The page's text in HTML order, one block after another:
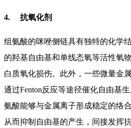
4. 抗氧化剂
组氨酸的咪唑侧链具有独特的化学
的羟基自由基和单线态氧等活性氧
白质氧化损伤。此外，一些微量金
通过Fenton反应等途径催化自由基
氨酸能够与金属离子形成稳定的络
从而抑制自由基的产生，间接发挥